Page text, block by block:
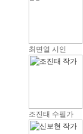
최면열 시인
조진태 수필가